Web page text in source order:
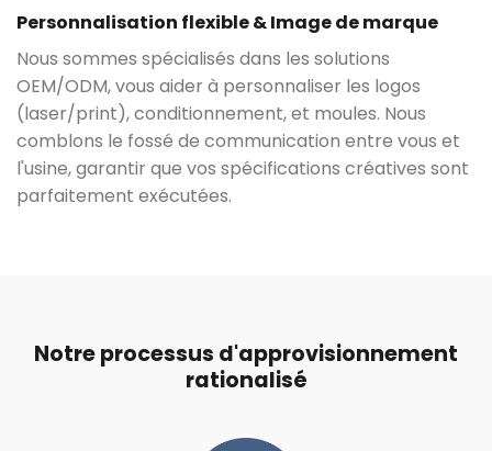
Personnalisation flexible & Image de marque
Nous sommes spécialisés dans les solutions
OEM/ODM, vous aider à personnaliser les logos
(laser/print), conditionnement, et moules. Nous
comblons le fossé de communication entre vous et
l'usine, garantir que vos spécifications créatives sont
parfaitement exécutées.
Notre processus d'approvisionnement
rationalisé